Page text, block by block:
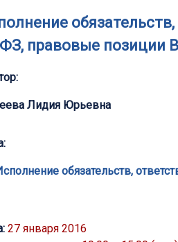
правовые позиции
Лидия Юрьевна
обязательств,
27 января 2016